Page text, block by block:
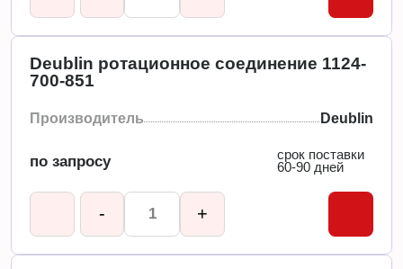
Deublin ротационное соединение 1124-
700-851
Производитель Deublin
по запросу
срок поставки
60-90 дней
- +